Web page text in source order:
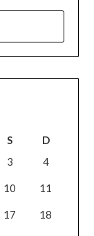
S
D
3 4
10 11
17 18